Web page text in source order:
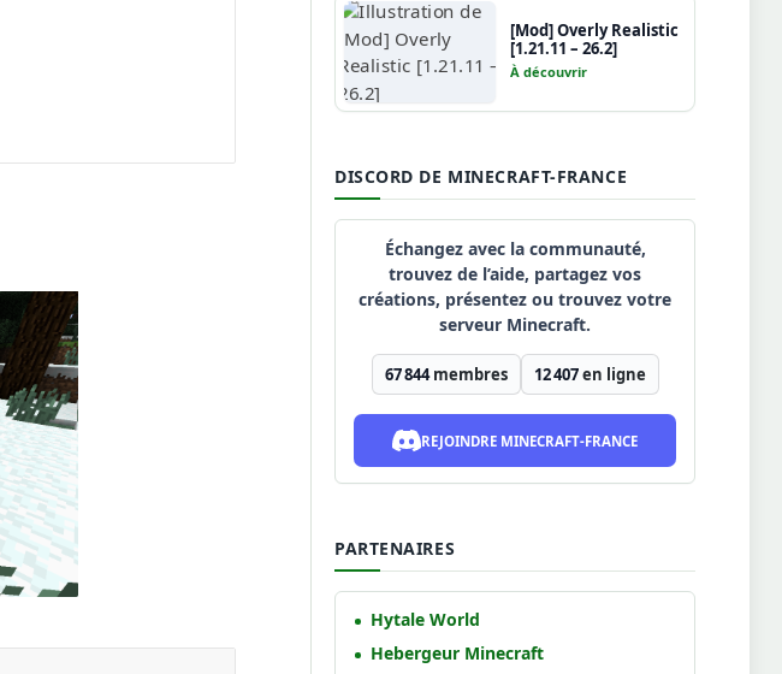
[Mod] Overly Realistic
[1.21.11 – 26.2]
À découvrir
DISCORD DE MINECRAFT-FRANCE
Échangez avec la communauté,
trouvez de l’aide, partagez vos
créations, présentez ou trouvez votre
serveur Minecraft.
67 844membres 12 407en ligne
REJOINDRE MINECRAFT-FRANCE
PARTENAIRES
Hytale World
Hebergeur Minecraft